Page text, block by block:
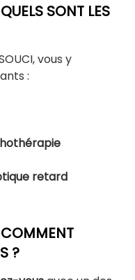
SONT LES
vous y
:
retard
?